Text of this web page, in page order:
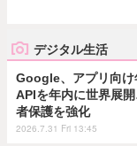
デジタル生活
Google、アプリ向け
APIを年内に世界展
者保護を強化
2026.7.31 Fri 13:45